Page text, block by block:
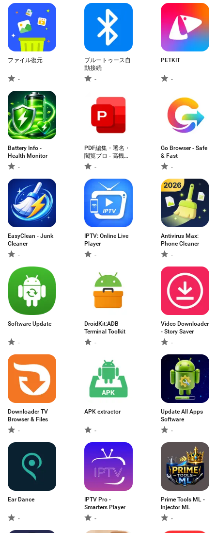
ファイル復元
-
ブルートゥース自
動接続
-
PETKIT
-
Battery Info -
Health Monitor
-
PDF編集・署名・
閲覧プロ - 高機能
リーダー
-
Go Browser - Safe
& Fast
-
EasyClean - Junk
Cleaner
-
IPTV: Online Live
Player
-
Antivirus Max:
Phone Cleaner
-
Software Update
-
DroidKit:ADB
Terminal Toolkit
-
Video Downloader
- Story Saver
-
Downloader TV
Browser & Files
-
APK extractor
-
Update All Apps
Software
-
Ear Dance
-
IPTV Pro -
Smarters Player
-
Prime Tools ML -
Injector ML
-